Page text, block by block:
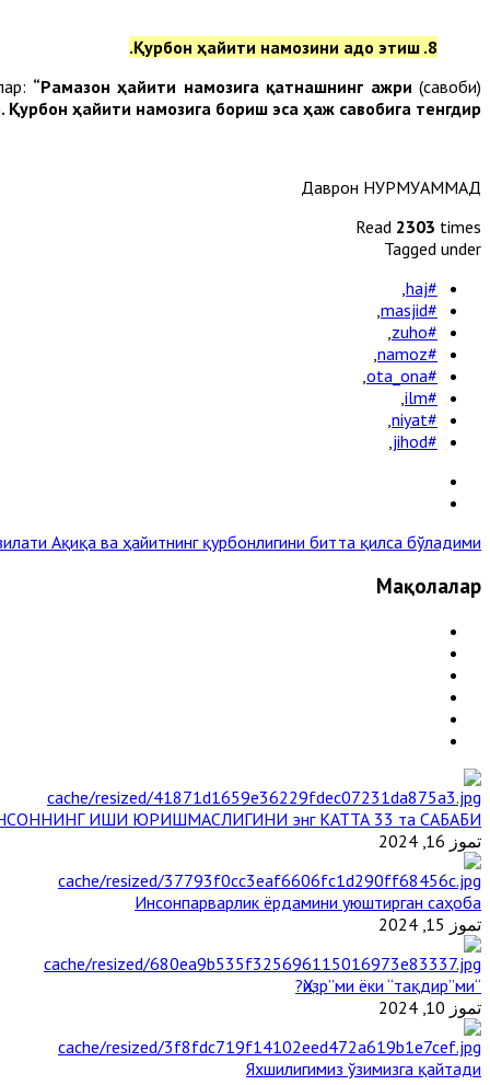
8. Қурбон ҳайити намозини адо этиш.
“Рамазон ҳайити намозига қатнашнинг ажри(савоби)
ҳайити намозига бориш эса ҳаж савобига тенгдир”.
Даврон НУРМУҲАММАД
Read 2303 times
Tagged under
#haj
#masjid
#zuho
#namoz
#ota_ona
#ilm
#niyat
#jihod
Ақиқа ва ҳайитнинг қурбонлигини битта қилса бўладими? »
Мақолалар
ИШИ ЮРИШМАСЛИГИНИ энг КАТТА 33 та САБАБИ
تموز 16, 2024
Инсонпарварлик ёрдамини уюштирган саҳоба
تموز 15, 2024
“Ҳизр”ми ёки “тақдир”ми?
تموز 10, 2024
Яхшилигимиз ўзимизга қайтади